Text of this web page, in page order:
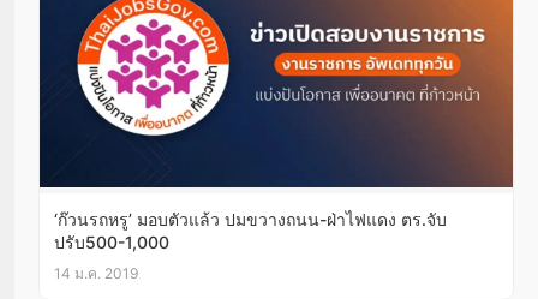
‘ก๊วนรถหรู’ มอบตัวแล้ว ปมขวางถนน-ฝ่าไฟแดง ตร.จับ
ปรับ500-1,000
14 ม.ค. 2019